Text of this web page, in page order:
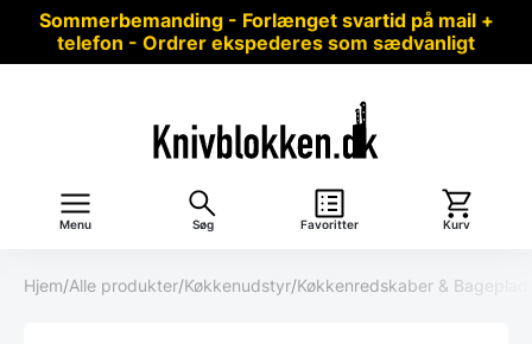
Sommerbemanding - Forlænget svartid på mail +
telefon - Ordrer ekspederes som sædvanligt
Menu Søg Favoritter Kurv
Hjem/Alle produkter/Køkkenudstyr/Køkkenredskaber &